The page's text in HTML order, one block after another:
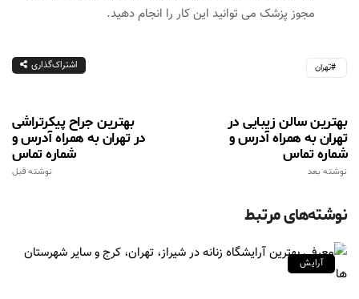
مجوز پزشک می توانید این کار را انجام دهید.
تهران اشتراک‌گذاری
بهترین جراح پیکرتراشی
در تهران به همراه آدرس و
شماره تماس
نوشته قبل
بهترین سالن زیبایی در
تهران به همراه آدرس و
شماره تماس
نوشته بعد
نوشته‌های مرتبط
آرایش